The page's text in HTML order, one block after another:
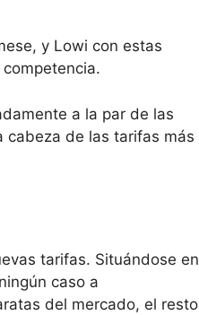
y Lowi con estas
a la par de las
cabeza de las tarifas más
tarifas. Situándose en
caso a
del mercado, el resto